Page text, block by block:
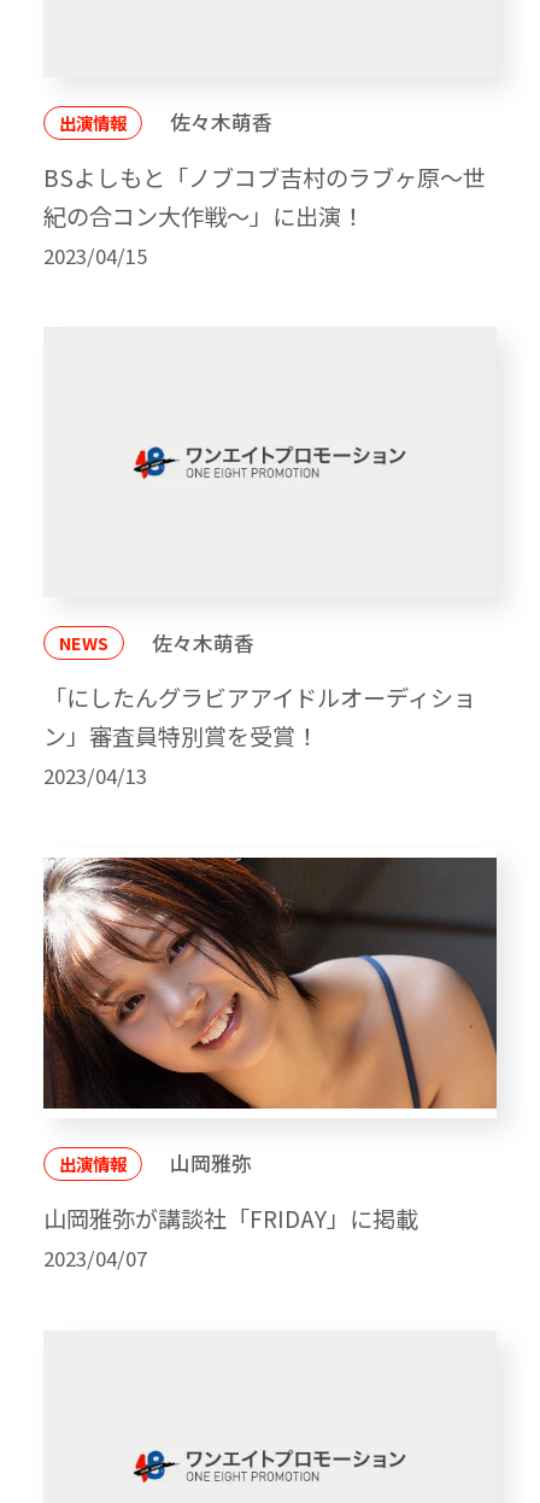
出演情報 佐々木萌香
BSよしもと「ノブコブ吉村のラブヶ原〜世
紀の合コン大作戦〜」に出演！
2023/04/15
NEWS 佐々木萌香
「にしたんグラビアアイドルオーディショ
ン」審査員特別賞を受賞！
2023/04/13
出演情報 山岡雅弥
山岡雅弥が講談社「FRIDAY」に掲載
2023/04/07